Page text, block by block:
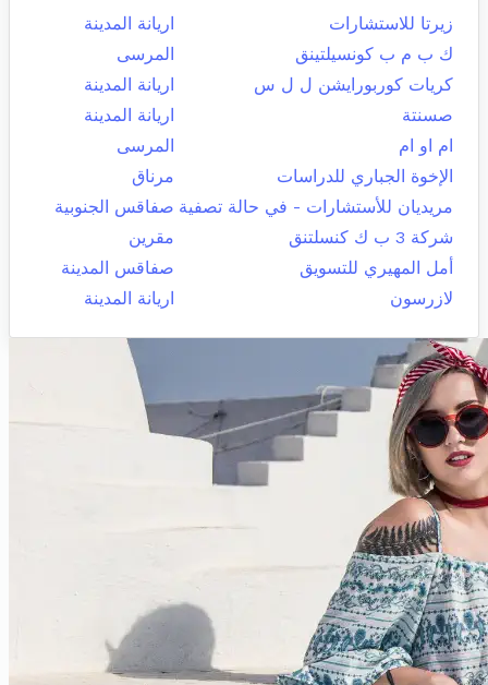
زيرتا للاستشارات
اريانة المدينة
ك ب م ب كونسيلتينق
المرسى
كريات كوربورايشن ل ل س
اريانة المدينة
صسنتة
اريانة المدينة
ام او ام
المرسى
الإخوة الجباري للدراسات
مرناق
مريديان للأستشارات - في حالة تصفية صفاقس الجنوبية
شركة 3 ب ك كنسلتنق
مقرين
أمل المهيري للتسويق
صفاقس المدينة
لازرسون
اريانة المدينة